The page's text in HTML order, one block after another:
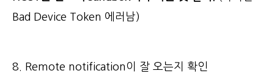
Bad Device Token 에러남)
8. Remote notification이 잘 오는지 확인